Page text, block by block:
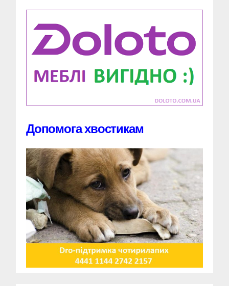
Допомога хвостикам